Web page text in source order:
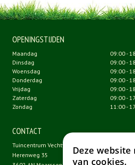
OPENINGSTIJDEN
Maandag
09:00 -
Dinsdag
09:00 -
Woensdag
09:00 -
Donderdag
09:00 -
Vrijdag
09:00 -
Zaterdag
09:00 -
Zondag
11:00 -
CONTACT
Tuincentrum Vechtweelde
Herenweg 35
Deze
van cookies.